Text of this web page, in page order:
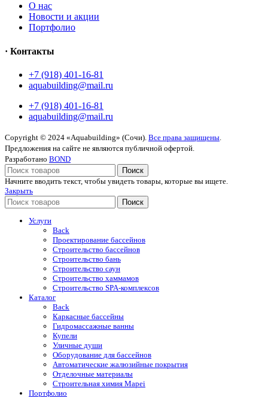
O нас
Новости и акции
Портфолио
· Контакты
+7 (918) 401-16-81
aquabuilding@mail.ru
+7 (918) 401-16-81
aquabuilding@mail.ru
Copyright © 2024 «Aquabuilding» (Сочи). Все права защищены
Предложения на сайте не являются публичной офертой.
Разработано BOND
Поиск
Начните вводить текст, чтобы увидеть товары, которые вы ищете.
Закрыть
Поиск
Услуги
Back
Проектирование бассейнов
Строительство бассейнов
Строительство бань
Строительство саун
Строительство хаммамов
Строительство SPA-комплексов
Каталог
Back
Каркасные бассейны
Гидромассажные ванны
Купели
Уличные души
Оборудование для бассейнов
Автоматические жалюзийные покрытия
Отделочные материалы
Строительная химия Mapei
Портфолио